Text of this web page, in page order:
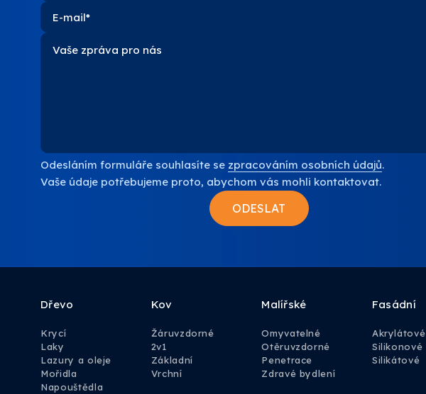
Odesláním formuláře souhlasíte se zpracováním osobních údajů.
Vaše údaje potřebujeme proto, abychom vás mohli kontaktovat.
Dřevo
Krycí
Laky
Lazury a oleje
Mořidla
Napouštědla
Kov
Žáruvzdorné
2v1
Základní
Vrchní
Malířské
Omyvatelné
Otěruvzdorné
Penetrace
Zdravé bydlení
Fasádní
Akrylátové
Silikonové
Silikátové